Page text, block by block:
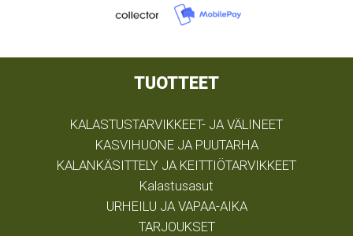
TUOTTEET
KALASTUSTARVIKKEET- JA VÄLINEET
KASVIHUONE JA PUUTARHA
KALANKÄSITTELY JA KEITTIÖTARVIKKEET
Kalastusasut
URHEILU JA VAPAA-AIKA
TARJOUKSET